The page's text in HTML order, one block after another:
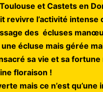
et Castets en
revivre l’activité intense
des écluses
écluse mais gérée
sa vie et sa
floraison !
mais ce n’est